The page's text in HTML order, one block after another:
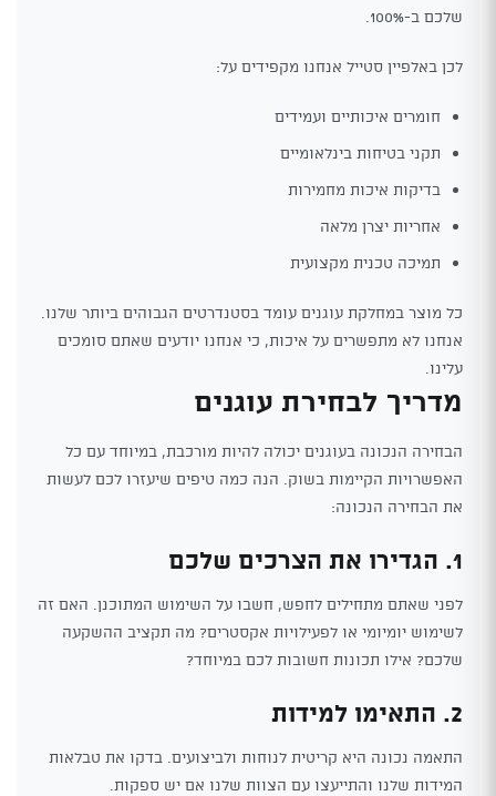
שלכם ב-100%.
לכן באלפיין סטייל אנחנו מקפידים על:
חומרים איכותיים ועמידים
תקני בטיחות בינלאומיים
בדיקות איכות מחמירות
אחריות יצרן מלאה
תמיכה טכנית מקצועית
כל מוצר במחלקת עוגנים עומד בסטנדרטים הגבוהים ביותר שלנו.
אנחנו לא מתפשרים על איכות, כי אנחנו יודעים שאתם סומכים
עלינו.
מדריך לבחירת עוגנים
הבחירה הנכונה בעוגנים יכולה להיות מורכבת, במיוחד עם כל
האפשרויות הקיימות בשוק. הנה כמה טיפים שיעזרו לכם לעשות
את הבחירה הנכונה:
1. הגדירו את הצרכים שלכם
לפני שאתם מתחילים לחפש, חשבו על השימוש המתוכנן. האם זה
לשימוש יומיומי או לפעילויות אקסטרים? מה תקציב ההשקעה
שלכם? אילו תכונות חשובות לכם במיוחד?
2. התאימו למידות
התאמה נכונה היא קריטית לנוחות ולביצועים. בדקו את טבלאות
המידות שלנו והתייעצו עם הצוות שלנו אם יש ספקות.